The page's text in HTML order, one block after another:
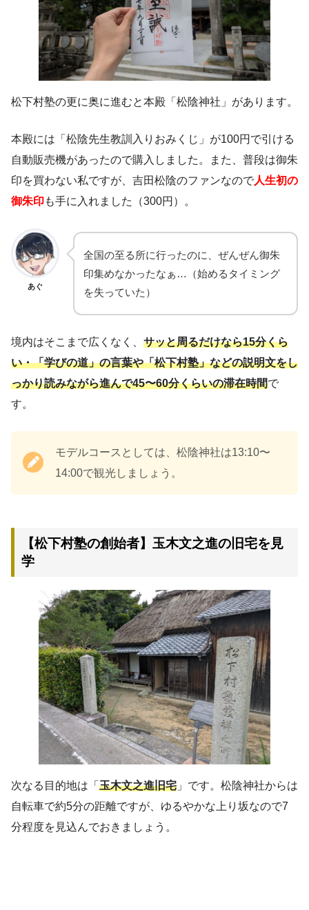
松下村塾の更に奥に進むと本殿「松陰神社」があります。
本殿には「松陰先生教訓入りおみくじ」が100円で引ける
自動販売機があったので購入しました。また、普段は御朱
印を買わない私ですが、吉田松陰のファンなので人生初の
御朱印も手に入れました（300円）。
あぐ
全国の至る所に行ったのに、ぜんぜん御朱
印集めなかったなぁ…（始めるタイミング
を失っていた）
境内はそこまで広くなく、 サッと周るだけなら15分くら
い・「学びの道」の言葉や「松下村塾」などの説明文をし
っかり読みながら進んで45〜60分くらいの滞在時間で
す。
モデルコースとしては、松陰神社は13:10〜
14:00で観光しましょう。
【松下村塾の創始者】玉木文之進の旧宅を見
学
次なる目的地は「 玉木文之進旧宅 」です。松陰神社からは
自転車で約5分の距離ですが、ゆるやかな上り坂なので7
分程度を見込んでおきましょう。